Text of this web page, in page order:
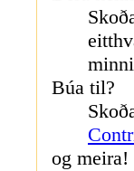
Búa til?
og meira!